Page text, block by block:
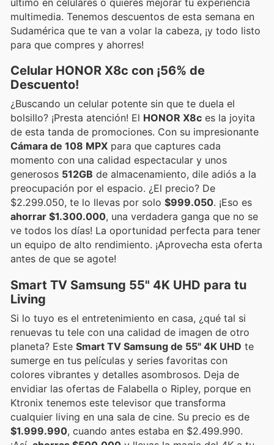
último en celulares o quieres mejorar tu experiencia
multimedia. Tenemos descuentos de esta semana en
Sudamérica que te van a volar la cabeza, ¡y todo listo
para que compres y ahorres!
Celular HONOR X8c con ¡56% de
Descuento!
¿Buscando un celular potente sin que te duela el
bolsillo? ¡Presta atención! El HONOR X8c es la joyita
de esta tanda de promociones. Con su impresionante
Cámara de 108 MPX para que captures cada
momento con una calidad espectacular y unos
generosos 512GB de almacenamiento, dile adiós a la
preocupación por el espacio. ¿El precio? De
$2.299.050, te lo llevas por solo $999.050. ¡Eso es
ahorrar $1.300.000, una verdadera ganga que no se
ve todos los días! La oportunidad perfecta para tener
un equipo de alto rendimiento. ¡Aprovecha esta oferta
antes de que se agote!
Smart TV Samsung 55" 4K UHD para tu
Living
Si lo tuyo es el entretenimiento en casa, ¿qué tal si
renuevas tu tele con una calidad de imagen de otro
planeta? Este Smart TV Samsung de 55" 4K UHD te
sumerge en tus películas y series favoritas con
colores vibrantes y detalles asombrosos. Deja de
envidiar las ofertas de Falabella o Ripley, porque en
Ktronix tenemos este televisor que transforma
cualquier living en una sala de cine. Su precio es de
$1.999.990, cuando antes estaba en $2.499.990.